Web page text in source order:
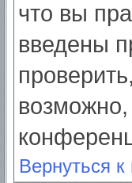
что вы
введены
Вернуться к